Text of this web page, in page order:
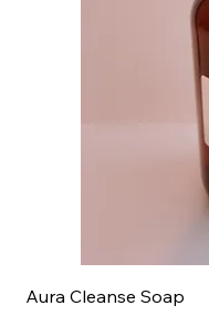
Aura Cleanse Soap